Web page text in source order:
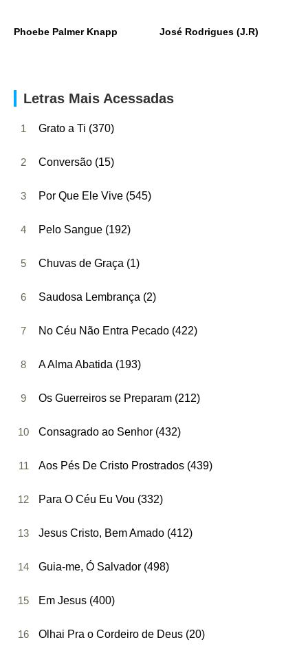
Phoebe Palmer Knapp José Rodrigues (J.R)
Letras Mais Acessadas
1 Grato a Ti (370)
2 Conversão (15)
3 Por Que Ele Vive (545)
4 Pelo Sangue (192)
5 Chuvas de Graça (1)
6 Saudosa Lembrança (2)
7 No Céu Não Entra Pecado (422)
8 A Alma Abatida (193)
9 Os Guerreiros se Preparam (212)
10 Consagrado ao Senhor (432)
11 Aos Pés De Cristo Prostrados (439)
12 Para O Céu Eu Vou (332)
13 Jesus Cristo, Bem Amado (412)
14 Guia-me, Ó Salvador (498)
15 Em Jesus (400)
16 Olhai Pra o Cordeiro de Deus (20)